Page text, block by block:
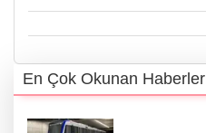
En Çok Okunan Haberler